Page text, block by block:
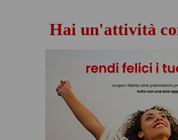
Hai un'attività